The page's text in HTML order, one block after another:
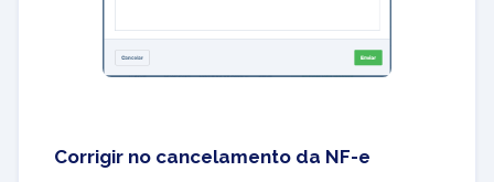
Corrigir no cancelamento da NF-e